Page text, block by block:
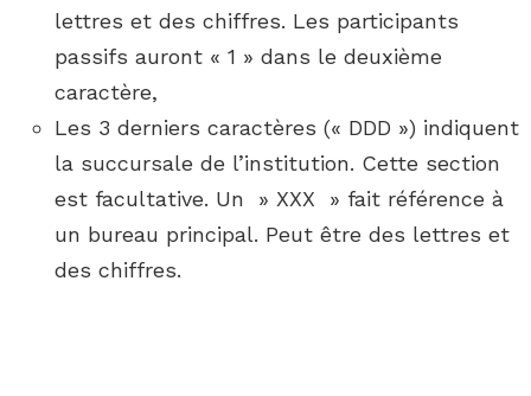
lettres et des chiffres. Les participants
passifs auront « 1 » dans le deuxième
caractère,
Les 3 derniers caractères (« DDD ») indiquent
la succursale de l’institution. Cette section
est facultative. Un » XXX » fait référence à
un bureau principal. Peut être des lettres et
des chiffres.